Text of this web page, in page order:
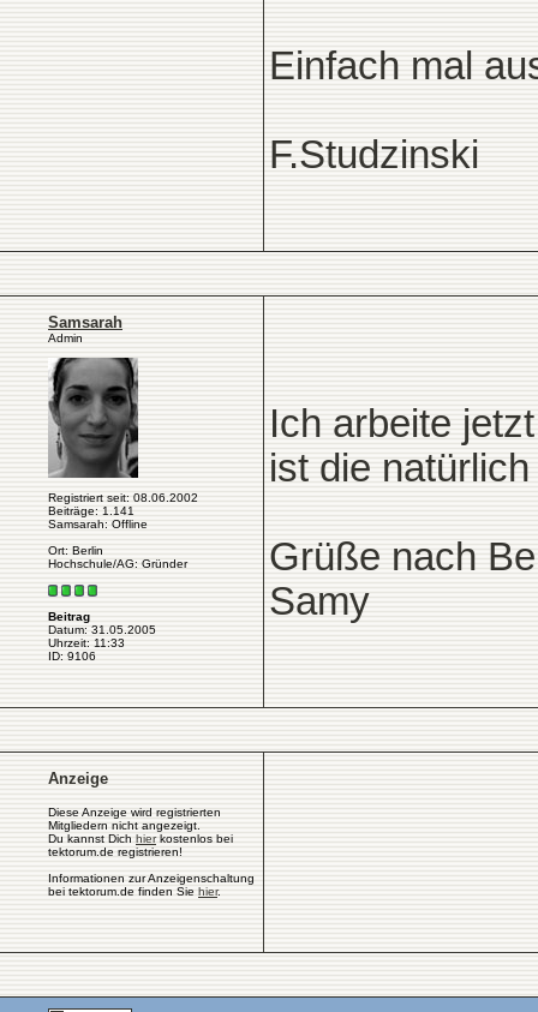
Einfach mal
F.Studzinski
Samsarah
Admin
Registriert seit: 08.06.2002
Beiträge: 1.141
Samsarah: Offline
Ort: Berlin
Hochschule/AG: Gründer
Beitrag
Datum: 31.05.2005
Uhrzeit: 11:33
ID: 9106
Ich arbeite
ist die
Grüße nach
Samy
Anzeige
Diese Anzeige wird registrierten
Mitgliedern nicht angezeigt.
Du kannst Dich hierkostenlos bei
tektorum.de registrieren!
Informationen zur Anzeigenschaltung
bei tektorum.de finden Sie hier.